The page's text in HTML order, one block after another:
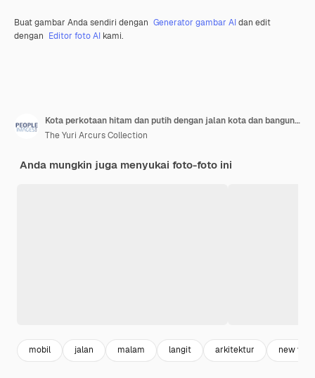
Buat gambar Anda sendiri dengan Generator gambar AIdan edit
dengan Editor foto AI kami.
Kota perkotaan hitam dan putih dengan jalan kota dan bangunan dengan New York dan Metro bepergian di luar ruangan dan suar dengan monokrom dan kehidupan malam dengan transportasi dan orang-orang dengan jalan dan sepeda
The Yuri Arcurs Collection
Anda mungkin juga menyukai foto-foto ini
mobil jalan malam langit arkitektur new york